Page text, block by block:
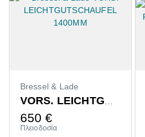
Bressel & Lade
VORS. LEICHTGUTSCHAUFEL 1400MM
650 €
Πλειοδοσία